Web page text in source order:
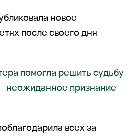
новое
после своего дня
помогла решить судьбу
неожиданное признание
всех за